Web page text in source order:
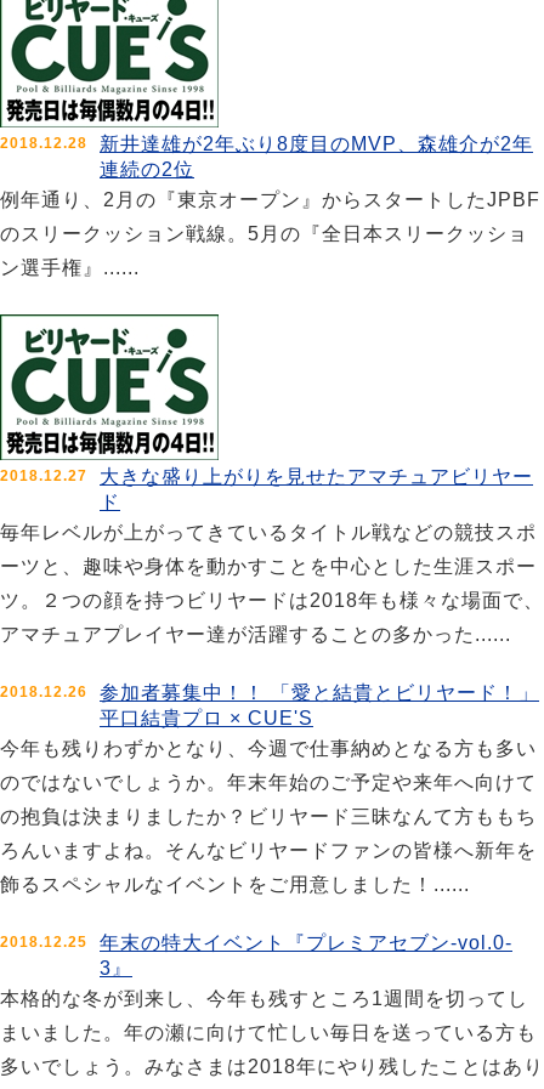
2018.12.28
新井達雄が2年ぶり8度目のMVP、森雄介が2年
連続の2位
例年通り、2月の『東京オープン』からスタートしたJPBF
のスリークッション戦線。5月の『全日本スリークッショ
ン選手権』......
2018.12.27
大きな盛り上がりを見せたアマチュアビリヤー
ド
毎年レベルが上がってきているタイトル戦などの競技スポ
ーツと、趣味や身体を動かすことを中心とした生涯スポー
ツ。２つの顔を持つビリヤードは2018年も様々な場面で、
アマチュアプレイヤー達が活躍することの多かった......
2018.12.26
参加者募集中！！ 「愛と結貴とビリヤード！」
平口結貴プロ × CUE'S
今年も残りわずかとなり、今週で仕事納めとなる方も多い
のではないでしょうか。年末年始のご予定や来年へ向けて
の抱負は決まりましたか？ビリヤード三昧なんて方ももち
ろんいますよね。そんなビリヤードファンの皆様へ新年を
飾るスペシャルなイベントをご用意しました！......
2018.12.25
年末の特大イベント『プレミアセブン-vol.0-
3』
本格的な冬が到来し、今年も残すところ1週間を切ってし
まいました。年の瀬に向けて忙しい毎日を送っている方も
多いでしょう。みなさまは2018年にやり残したことはあり